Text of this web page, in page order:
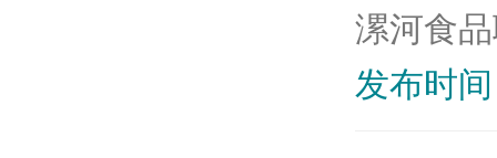
漯河食
发布时